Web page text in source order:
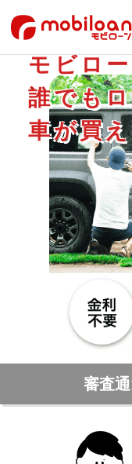
モビロ
誰でも
車が買
審査